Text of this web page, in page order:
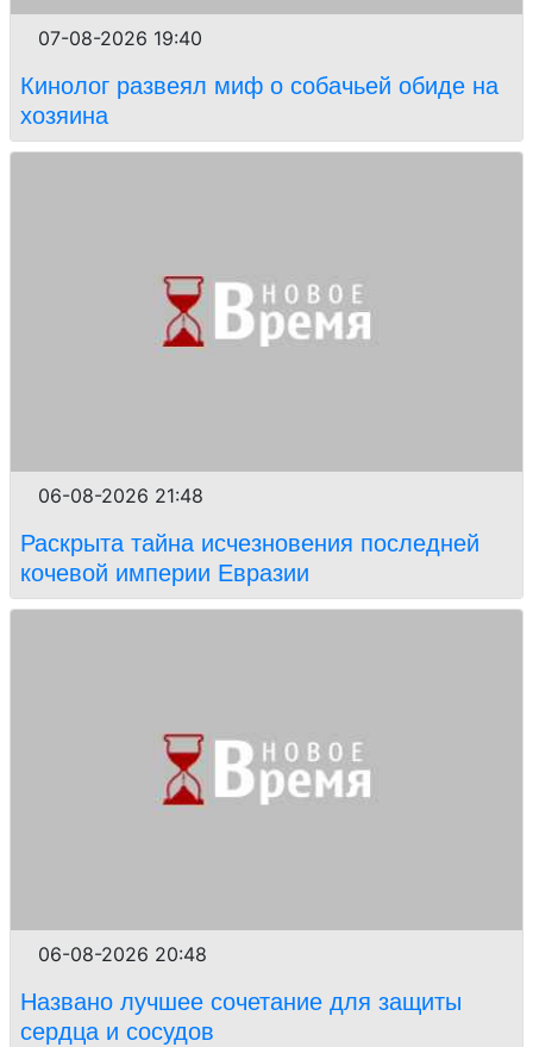
07-08-2026 19:40
Кинолог развеял миф о собачьей обиде на
хозяина
06-08-2026 21:48
Раскрыта тайна исчезновения последней
кочевой империи Евразии
06-08-2026 20:48
Названо лучшее сочетание для защиты
сердца и сосудов